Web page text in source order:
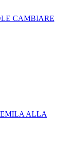
CAMBIARE
ALLA